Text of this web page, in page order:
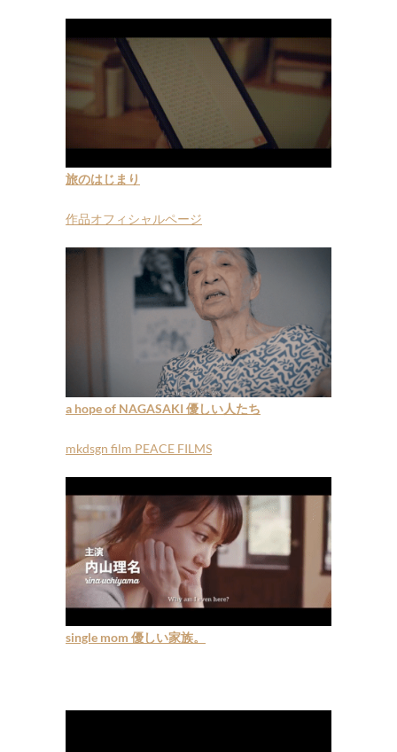
旅のはじまり
作品オフィシャルページ
a hope of NAGASAKI 優しい人たち
mkdsgn film PEACE FILMS
single mom 優しい家族。